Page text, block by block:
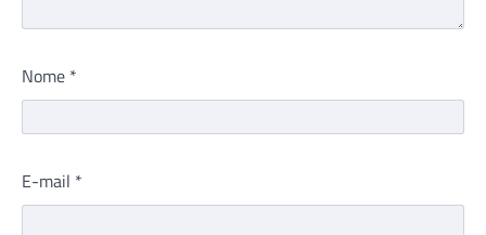
Nome *
E-mail *